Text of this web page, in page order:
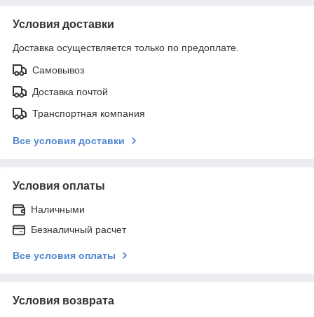
Условия доставки
Доставка осуществляется только по предоплате.
Самовывоз
Доставка почтой
Транспортная компания
Все условия доставки
Условия оплаты
Наличными
Безналичный расчет
Все условия оплаты
Условия возврата